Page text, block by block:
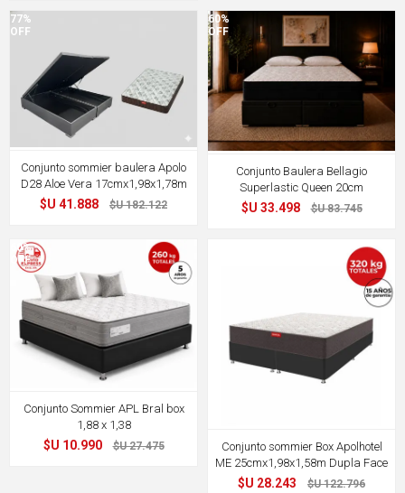
77%
OFF
Conjunto sommier baulera Apolo
D28 Aloe Vera 17cmx1,98x1,78m
$U 41.888 $U 182.122
60%
OFF
Conjunto Baulera Bellagio
Superlastic Queen 20cm
$U 33.498 $U 83.745
60%
OFF
Conjunto Sommier APL Bral box
1,88 x 1,38
$U 10.990 $U 27.475
Conjunto sommier Box Apolhotel
ME 25cmx1,98x1,58m Dupla Face
$U 28.243 $U 122.796